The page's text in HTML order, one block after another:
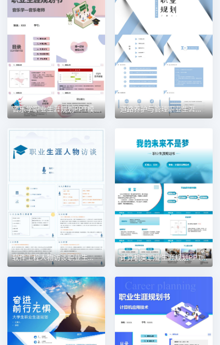
音乐学职业生涯规划PPT模板 道路养护与管理职业生涯规划PPT模板
软件工程人物访谈职业生涯规划PPT模板 计算机类职业生涯规划PPT模板